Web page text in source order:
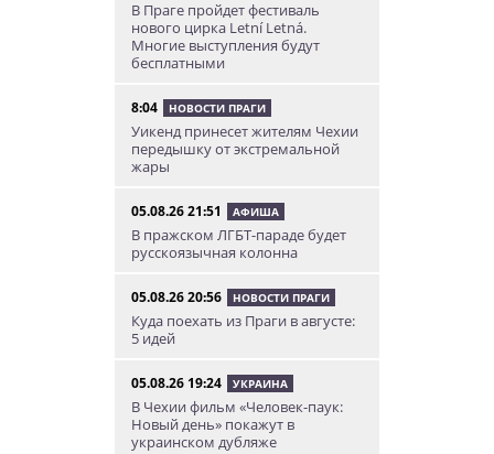
В Праге пройдет фестиваль
нового цирка Letní Letná.
Многие выступления будут
бесплатными
8:04 НОВОСТИ ПРАГИ
Уикенд принесет жителям Чехии
передышку от экстремальной
жары
05.08.26 21:51 АФИША
В пражском ЛГБТ-параде будет
русскоязычная колонна
05.08.26 20:56 НОВОСТИ ПРАГИ
Куда поехать из Праги в августе:
5 идей
05.08.26 19:24 УКРАИНА
В Чехии фильм «Человек-паук:
Новый день» покажут в
украинском дубляже